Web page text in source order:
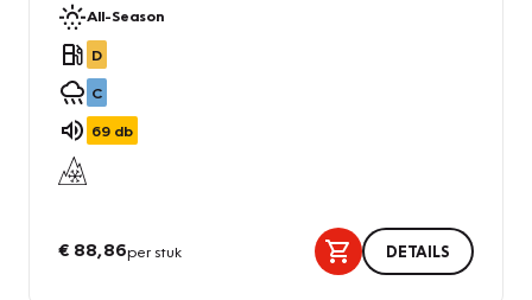
All-Season
D
C
69 db
€ 88,86per stuk DETAILS